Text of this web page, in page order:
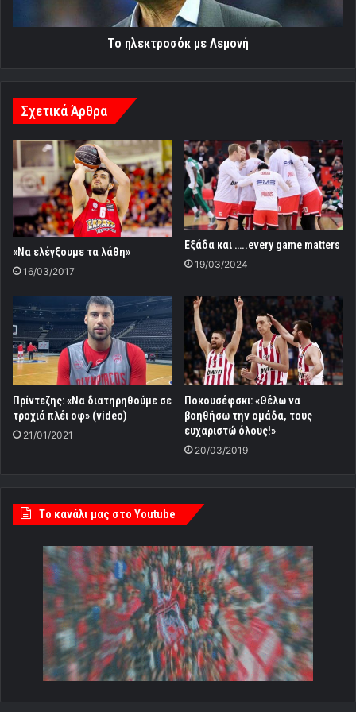
Το ηλεκτροσόκ με Λεμονή
Σχετικά Άρθρα
«Να ελέγξουμε τα λάθη»
16/03/2017
Εξάδα και …..every game matters
19/03/2024
Πρίντεζης: «Να διατηρηθούμε σε
τροχιά πλέι οφ» (video)
21/01/2021
Ποκουσέφσκι: «Θέλω να
βοηθήσω την ομάδα, τους
ευχαριστώ όλους!»
20/03/2019
Tο κανάλι μας στο Youtube